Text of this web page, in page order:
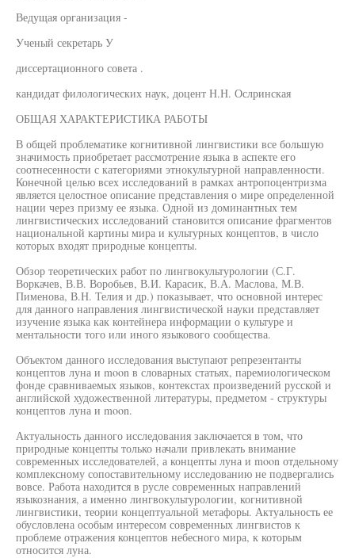
Ведущая организация -
Ученый секретарь У
диссертационного совета .
кандидат филологических наук, доцент Н.Н. Ослринская
ОБЩАЯ ХАРАКТЕРИСТИКА РАБОТЫ
В общей проблематике когнитивной лингвистики все большую
значимость приобретает рассмотрение языка в аспекте его
соотнесенности с категориями этнокультурной направленности.
Конечной целью всех исследований в рамках антропоцентризма
является целостное описание представления о мире определенной
нации через призму ее языка. Одной из доминантных тем
лингвистических исследований становится описание фрагментов
национальной картины мира и культурных концептов, в число
которых входят природные концепты.
Обзор теоретических работ по лингвокультурологии (С.Г.
Воркачев, В.В. Воробьев, В.И. Карасик, В.А. Маслова, М.В.
Пименова, В.Н. Телия и др.) показывает, что основной интерес
для данного направления лингвистической науки представляет
изучение языка как контейнера информации о культуре и
ментальности того или иного языкового сообщества.
Объектом данного исследования выступают репрезентанты
концептов луна и moon в словарных статьях, паремиологическом
фонде сравниваемых языков, контекстах произведений русской и
английской художественной литературы, предметом - структуры
концептов луна и moon.
Актуальность данного исследования заключается в том, что
природные концепты только начали привлекать внимание
современных исследователей, а концепты луна и moon отдельному
комплексному сопоставительному исследованию не подвергались
вовсе. Работа находится в русле современных направлений
языкознания, а именно лингвокультурологии, когнитивной
лингвистики, теории концептуальной метафоры. Актуальность ее
обусловлена особым интересом современных лингвистов к
проблеме отражения концептов небесного мира, к которым
относится луна.